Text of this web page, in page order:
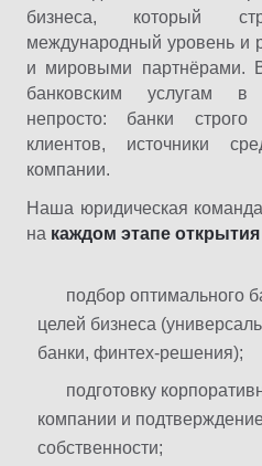
бизнеса, который
международный уровень и
и мировыми партнёрами.
банковским услугам в
непросто: банки
клиентов, источники
компании.
Наша юридическая
на каждом этапе открытия
подбор оптимального
целей бизнеса
банки, финтех-решения);
подготовку
компании и
собственности;